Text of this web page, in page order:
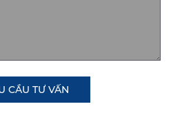
CẦU TƯ VẤN